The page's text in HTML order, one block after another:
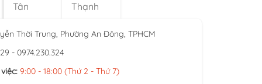
Tân
Thạnh
Thời Trung, Phường An Đông, TPHCM
- 0974.230.324
9:00 - 18:00 (Thứ 2 - Thứ 7)